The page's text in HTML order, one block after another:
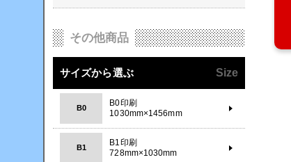
その他商品
サイズから選ぶ Size
B0
B0印刷
1030mm×1456mm
B1
B1印刷
728mm×1030mm